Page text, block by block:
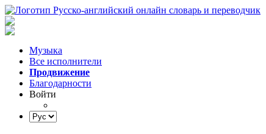
Музыка
Все исполнители
Продвижение
Благодарности
Войти